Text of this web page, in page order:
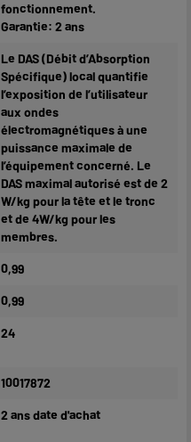
fonctionnement.
Garantie: 2 ans
Le DAS (Débit d’Absorption
Spécifique) local quantifie
l’exposition de l’utilisateur
aux ondes
électromagnétiques à une
puissance maximale de
l’équipement concerné. Le
DAS maximal autorisé est de 2
W/kg pour la tête et le tronc
et de 4W/kg pour les
membres.
0,99
0,99
24
10017872
2 ans date d'achat